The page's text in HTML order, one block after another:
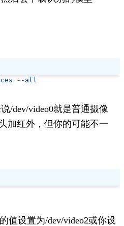
--all
/dev/video0就是普通摄像
加红外，但你的可能不一
值设置为/dev/video2或你设